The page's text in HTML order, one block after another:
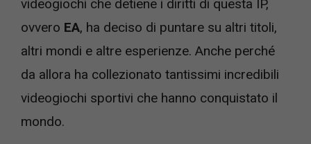
videogiochi che detiene i diritti di questa IP,
ovvero EA, ha deciso di puntare su altri titoli,
altri mondi e altre esperienze. Anche perché
da allora ha collezionato tantissimi incredibili
videogiochi sportivi che hanno conquistato il
mondo.